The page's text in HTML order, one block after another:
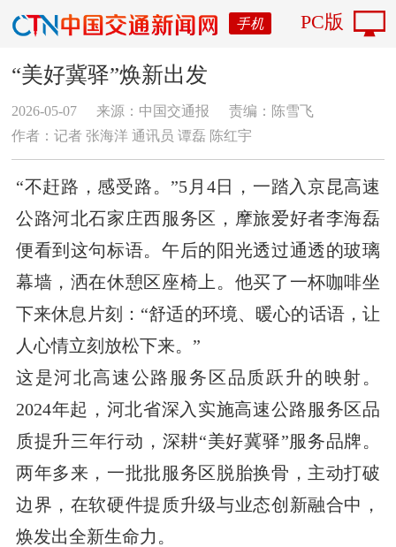
手机 PC版
“美好冀驿”焕新出发
2026-05-07 来源：中国交通报
责编：陈雪飞
作者：记者 张海洋 通讯员 谭磊 陈红宇
“不赶路，感受路。”5月4日，一踏入京昆高速
公路河北石家庄西服务区，摩旅爱好者李海磊
便看到这句标语。午后的阳光透过通透的玻璃
幕墙，洒在休憩区座椅上。他买了一杯咖啡坐
下来休息片刻：“舒适的环境、暖心的话语，让
人心情立刻放松下来。”
这是河北高速公路服务区品质跃升的映射。
2024年起，河北省深入实施高速公路服务区品
质提升三年行动，深耕“美好冀驿”服务品牌。
两年多来，一批批服务区脱胎换骨，主动打破
边界，在软硬件提质升级与业态创新融合中，
焕发出全新生命力。